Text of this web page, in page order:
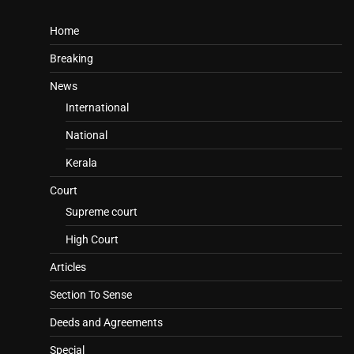
Home
Breaking
News
International
National
Kerala
Court
Supreme court
High Court
Articles
Section To Sense
Deeds and Agreements
Special